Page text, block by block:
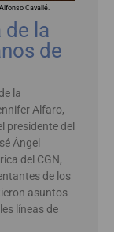
Cavallé.
de la
de
la
Alfaro,
presidente del
Ángel
del CGN,
de los
asuntos
líneas de